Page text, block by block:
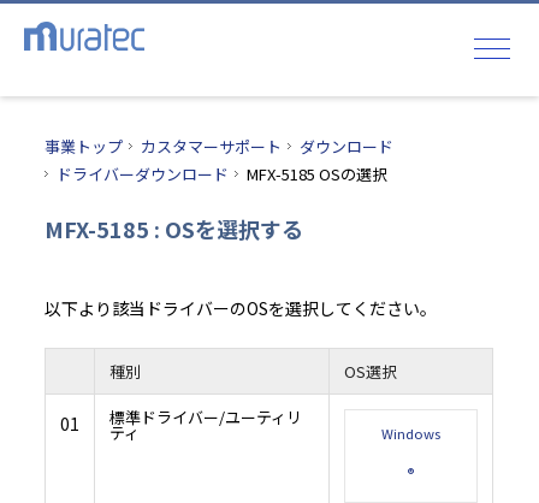
事業トップ カスタマーサポート
ダウンロード
ドライバーダウンロード
MFX-5185 OSの選択
MFX-5185 : OSを選択する
以下より該当ドライバーのOSを選択してください。
種別 OS選択
01 標準ドライバー/ユーティリ
ティ Windows
®